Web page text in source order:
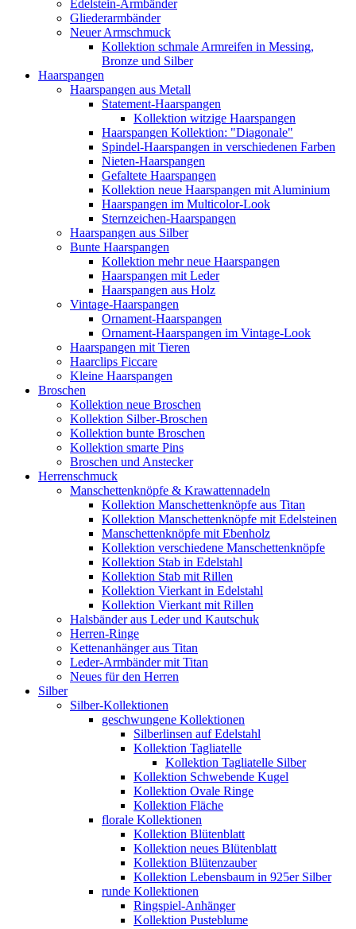
Edelstein-Armbänder
Gliederarmbänder
Neuer Armschmuck
Kollektion schmale Armreifen in Messing,
Bronze und Silber
Haarspangen
Haarspangen aus Metall
Statement-Haarspangen
Kollektion witzige Haarspangen
Haarspangen Kollektion: "Diagonale"
Spindel-Haarspangen in verschiedenen Farben
Nieten-Haarspangen
Gefaltete Haarspangen
Kollektion neue Haarspangen mit Aluminium
Haarspangen im Multicolor-Look
Sternzeichen-Haarspangen
Haarspangen aus Silber
Bunte Haarspangen
Kollektion mehr neue Haarspangen
Haarspangen mit Leder
Haarspangen aus Holz
Vintage-Haarspangen
Ornament-Haarspangen
Ornament-Haarspangen im Vintage-Look
Haarspangen mit Tieren
Haarclips Ficcare
Kleine Haarspangen
Broschen
Kollektion neue Broschen
Kollektion Silber-Broschen
Kollektion bunte Broschen
Kollektion smarte Pins
Broschen und Anstecker
Herrenschmuck
Manschettenknöpfe & Krawattennadeln
Kollektion Manschettenknöpfe aus Titan
Kollektion Manschettenknöpfe mit Edelsteinen
Manschettenknöpfe mit Ebenholz
Kollektion verschiedene Manschettenknöpfe
Kollektion Stab in Edelstahl
Kollektion Stab mit Rillen
Kollektion Vierkant in Edelstahl
Kollektion Vierkant mit Rillen
Halsbänder aus Leder und Kautschuk
Herren-Ringe
Kettenanhänger aus Titan
Leder-Armbänder mit Titan
Neues für den Herren
Silber
Silber-Kollektionen
geschwungene Kollektionen
Silberlinsen auf Edelstahl
Kollektion Tagliatelle
Kollektion Tagliatelle Silber
Kollektion Schwebende Kugel
Kollektion Ovale Ringe
Kollektion Fläche
florale Kollektionen
Kollektion Blütenblatt
Kollektion neues Blütenblatt
Kollektion Blütenzauber
Kollektion Lebensbaum in 925er Silber
runde Kollektionen
Ringspiel-Anhänger
Kollektion Pusteblume